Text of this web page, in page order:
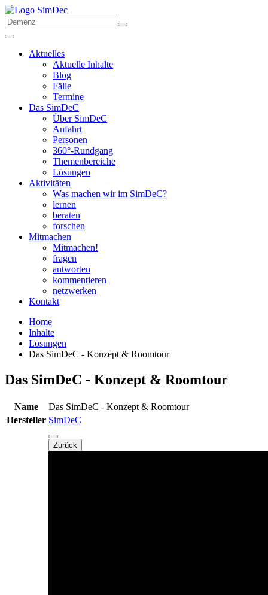
Aktuelles
Aktuelle Inhalte
Blog
Fälle
Termine
Das SimDeC
Über SimDeC
Anfahrt
Personen
360°-Rundgang
Themenbereiche
Lösungen
Aktivitäten
Was machen wir im SimDeC?
lernen
beraten
forschen
Mitmachen
Mitmachen!
fragen
antworten
kommentieren
netzwerken
Kontakt
Home
Inhalte
Lösungen
Das SimDeC - Konzept & Roomtour
Das SimDeC - Konzept & Roomtour
Name
Das SimDeC - Konzept & Roomtour
Hersteller SimDeC
Zurück